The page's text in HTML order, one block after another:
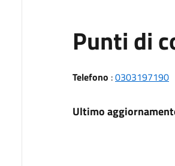
Punti di
Telefono :0303197190
Ultimo